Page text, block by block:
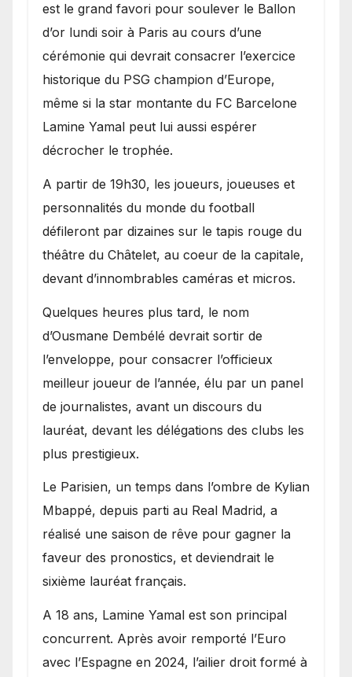
est le grand favori pour soulever le Ballon
d’or lundi soir à Paris au cours d’une
cérémonie qui devrait consacrer l’exercice
historique du PSG champion d’Europe,
même si la star montante du FC Barcelone
Lamine Yamal peut lui aussi espérer
décrocher le trophée.
A partir de 19h30, les joueurs, joueuses et
personnalités du monde du football
défileront par dizaines sur le tapis rouge du
théâtre du Châtelet, au coeur de la capitale,
devant d’innombrables caméras et micros.
Quelques heures plus tard, le nom
d’Ousmane Dembélé devrait sortir de
l’enveloppe, pour consacrer l’officieux
meilleur joueur de l’année, élu par un panel
de journalistes, avant un discours du
lauréat, devant les délégations des clubs les
plus prestigieux.
Le Parisien, un temps dans l’ombre de Kylian
Mbappé, depuis parti au Real Madrid, a
réalisé une saison de rêve pour gagner la
faveur des pronostics, et deviendrait le
sixième lauréat français.
A 18 ans, Lamine Yamal est son principal
concurrent. Après avoir remporté l’Euro
avec l’Espagne en 2024, l’ailier droit formé à